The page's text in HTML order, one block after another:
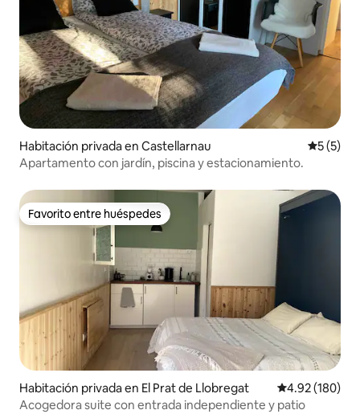
Habitación privada en Castellarnau
5 (5)
Apartamento con jardín, piscina y estacionamiento.
Favorito entre huéspedes
Favorito entre huéspedes
Habitación privada en El Prat de Llobregat Calificación
4.92 (180)
Acogedora suite con entrada independiente y patio